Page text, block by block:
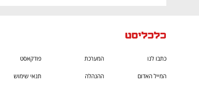
כתבו לנו המערכת פודקאסט
המייל האדום ההנהלה תנאי שימוש